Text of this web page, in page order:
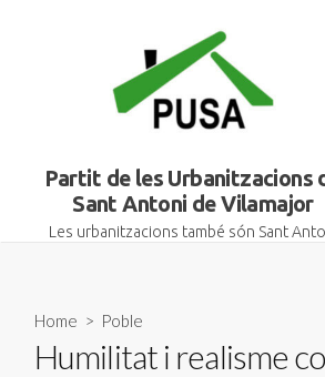
Partit de les Urbanitzacions
Sant Antoni de Vilamajor
Les urbanitzacions també són Sant
Home > Poble
Humilitat i realisme